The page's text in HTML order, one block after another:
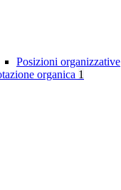
Posizioni organizzative
organica 1